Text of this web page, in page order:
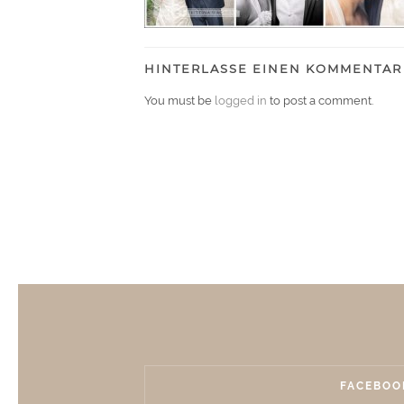
HINTERLASSE EINEN KOMMENTAR
You must be logged in to post a comment.